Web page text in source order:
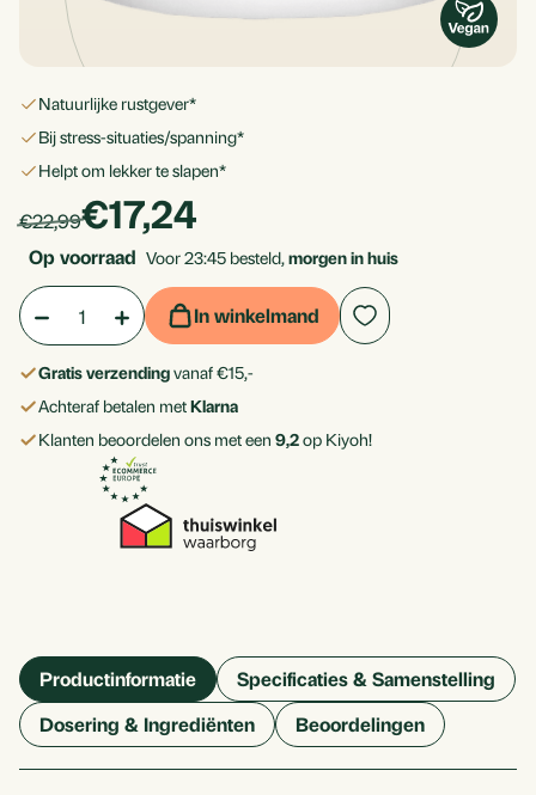
natuurlijke rustgever*
bij stress-situaties/spanning*
helpt om lekker te slapen*
Per
stuk
products.price_default:
€22,99€17,24
Op voorraad Voor 23:45 besteld,morgen in huis
Aantal:
Hoeveelheid
verlagen
van
Valeriaan
1600
Hoeveelheid
verhogen
van
Valeriaan
1600
mg
In winkelmand
Gratis verzendingvanaf €15,-
Achteraf betalen metKlarna
Klanten beoordelen ons met een 9,2op Kiyoh!
Productinformatie
Specificaties & Samenstelling
Dosering & Ingrediënten
Beoordelingen